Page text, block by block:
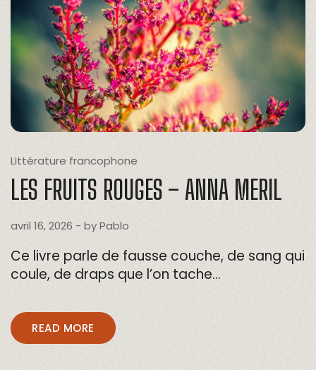
Littérature francophone
LES FRUITS ROUGES – ANNA MERIL
avril 16, 2026 - byPablo
Ce livre parle de fausse couche, de sang qui
coule, de draps que l’on tache…
READ MORE